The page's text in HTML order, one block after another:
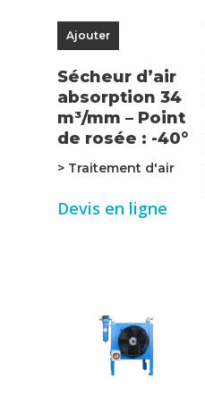
Ajouter
Sécheur d’air
absorption 34
m³/mm – Point
de rosée : -40°
> Traitement d'air
Devis en ligne